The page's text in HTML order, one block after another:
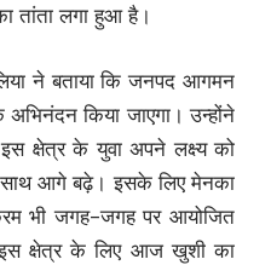
तांता लगा हुआ है।
ने बताया कि जनपद आगमन
किया जाएगा। उन्होंने
क्षेत्र के युवा अपने लक्ष्य को
साथ आगे बढ़े। इसके लिए मेनका
भी जगह-जगह पर आयोजित
इस क्षेत्र के लिए आज खुशी का